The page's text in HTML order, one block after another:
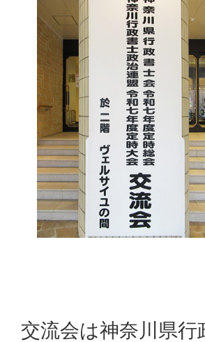
交流会は神奈川県